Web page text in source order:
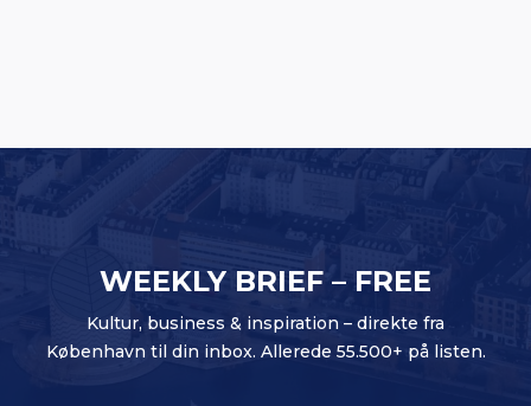
WEEKLY BRIEF – FREE
Kultur, business & inspiration – direkte fra
København til din inbox. Allerede 55.500+ på listen.